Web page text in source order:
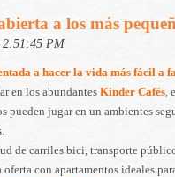
a los más
2:51:45 PM
a hacer la vida más fácil a
en los abundantes Kinder Cafés ,
pueden jugar en un ambientes
de carriles bici, transporte
con apartamentos ideales